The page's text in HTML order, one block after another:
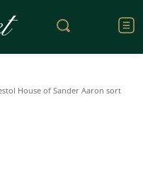
House of Sander Aaron sort